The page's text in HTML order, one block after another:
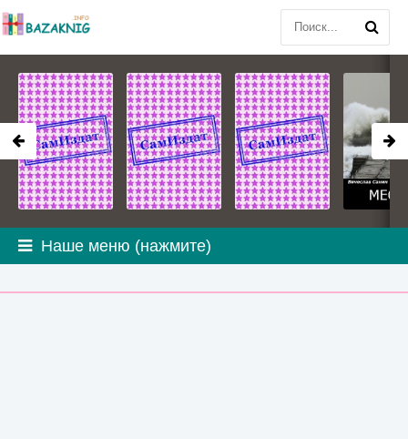
Наше меню (нажмите)